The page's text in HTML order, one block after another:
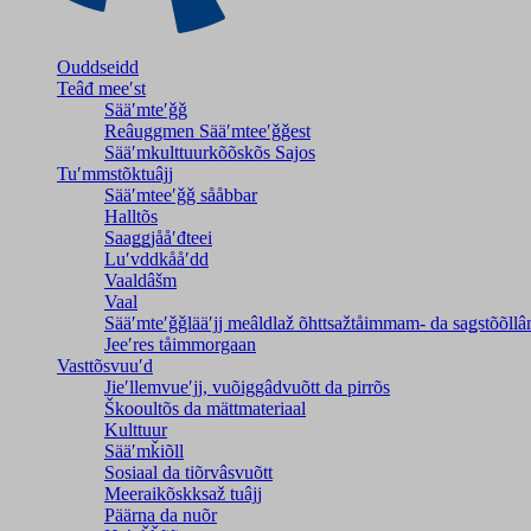
Ouddseidd
Teâđ meeʹst
Sääʹmteʹǧǧ
Reâuggmen Sääʹmteeʹǧǧest
Sääʹmkulttuurkõõskõs Sajos
Tuʹmmstõktuâjj
Sääʹmteeʹǧǧ sååbbar
Halltõs
Saaǥǥjååʹđteei
Luʹvddkååʹdd
Vaaldâšm
Vaal
Sääʹmteʹǧǧlääʹjj meâldlaž õhttsažtåimmam- da
Jeeʹres tåimmorgaan
Vasttõsvuuʹd
Jieʹllemvueʹjj, vuõiggâdvuõtt da pirrõs
Škooultõs da mättmateriaal
Kulttuur
Sääʹmǩiõll
Sosiaal da tiõrvâsvuõtt
Meeraikõskksaž tuâjj
Päärna da nuõr